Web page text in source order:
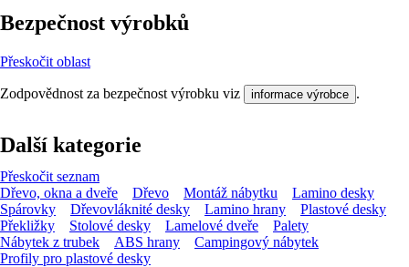
Bezpečnost výrobků
Přeskočit oblast
Zodpovědnost za bezpečnost výrobku viz informace výrobce .
Další kategorie
Přeskočit seznam
Dřevo, okna a dveře
Dřevo Montáž nábytku
Lamino desky
Spárovky
Dřevovláknité desky Lamino hrany
Plastové desky
Překližky
Stolové desky Lamelové dveře
Palety
Nábytek z trubek
ABS hrany
Campingový nábytek
Profily pro plastové desky